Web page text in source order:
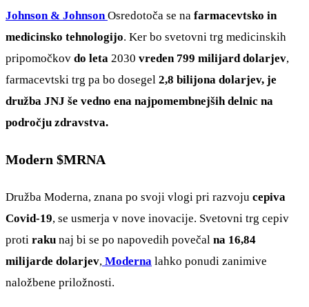
Johnson & JohnsonOsredotoča se na farmacevtsko in
medicinsko tehnologijo. Ker bo svetovni trg medicinskih
pripomočkov do leta 2030 vreden 799 milijard dolarjev,
farmacevtski trg pa bo dosegel 2,8 bilijona dolarjev, je
družba JNJ še vedno ena najpomembnejših delnic na
področju zdravstva.
Modern $MRNA
Družba Moderna, znana po svoji vlogi pri razvoju cepiva
Covid-19, se usmerja v nove inovacije. Svetovni trg cepiv
proti raku naj bi se po napovedih povečal na 16,84
milijarde dolarjev, Moderna lahko ponudi zanimive
naložbene priložnosti.